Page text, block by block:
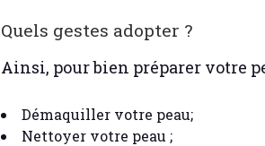
Quels gestes adopter ?
Ainsi, pour bien préparer votre
Démaquiller votre peau;
Nettoyer votre peau ;